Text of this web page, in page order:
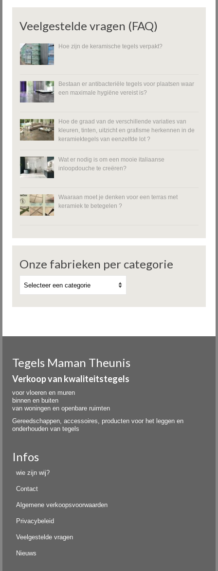
Veelgestelde vragen (FAQ)
Hoe zijn de keramische tegels verpakt?
Bestaan er antibacteriële tegels voor plaatsen waar
een maximale hygiëne vereist is?
Hoe de graad van de verschillende variaties van
kleuren, tinten, uitzicht en grafisme herkennen in de
keramiektegels van eenzelfde lot ?
Wat er nodig is om een mooie italiaanse
inloopdouche te creëren?
Waaraan moet je denken voor een terras met
keramiek te betegelen ?
Onze fabrieken per categorie
Tegels Maman Theunis
Verkoop van kwaliteitstegels
voor vloeren en muren
binnen en buiten
van woningen en openbare ruimten
Gereedschappen, accessoires, producten voor het leggen en
onderhouden van tegels
Infos
wie zijn wij?
Contact
Algemene verkoopsvoorwaarden
Privacybeleid
Veelgestelde vragen
Nieuws